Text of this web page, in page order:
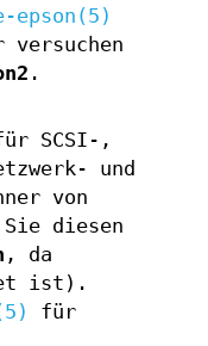
epson(5)
.
SCSI-,
und
von
Sie diesen
, da
ist).
für